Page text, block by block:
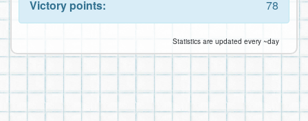
Victory points:
78
Statistics are updated every ~day